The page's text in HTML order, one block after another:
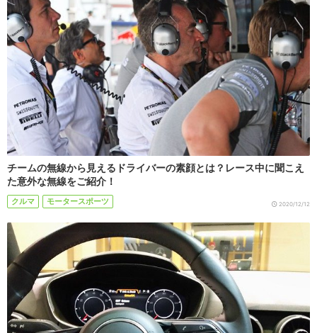
チームの無線から見えるドライバーの素顔とは？レース中に聞こえ
た意外な無線をご紹介！
クルマ モータースポーツ 2020/12/12